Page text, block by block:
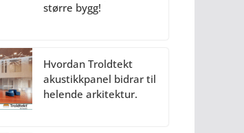
større bygg!
Hvordan Troldtekt
akustikkpanel bidrar til
helende arkitektur.